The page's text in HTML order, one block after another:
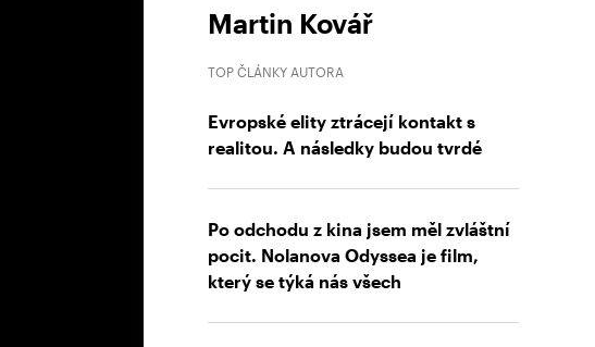
Martin Kovář
TOP ČLÁNKY AUTORA
Evropské elity ztrácejí kontakt s
realitou. A následky budou tvrdé
Po odchodu z kina jsem měl zvláštní
pocit. Nolanova Odyssea je film,
který se týká nás všech